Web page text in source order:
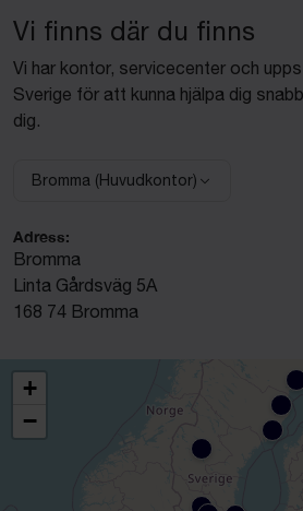
Vi finns där du finns
Vi har kontor, servicecenter och
Sverige för att kunna hjälpa dig
dig.
Välj anläggning:
Bromma (Huvudkontor)
Adress:
Bromma
Linta Gårdsväg 5A
168 74 Bromma
+
−